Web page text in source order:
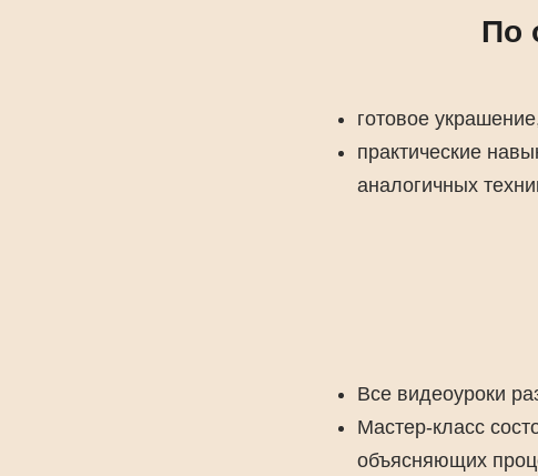
По
готовое
практические
аналогичных
Все видеоуроки
Мастер-класс
объясняющих